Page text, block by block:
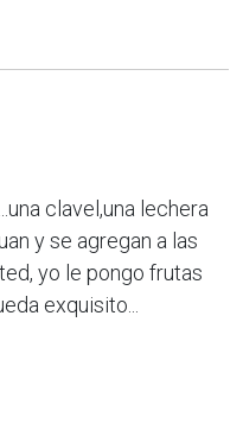
clavel,una lechera
y se agregan a las
yo le pongo frutas
exquisito...